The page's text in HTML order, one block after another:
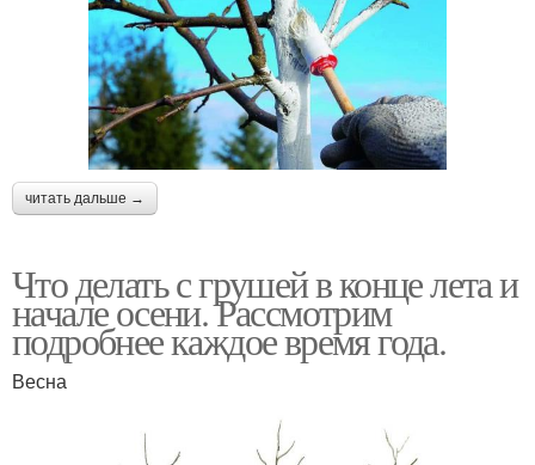
читать дальше →
Что делать с грушей в конце лета и
начале осени. Рассмотрим
подробнее каждое время года.
Весна